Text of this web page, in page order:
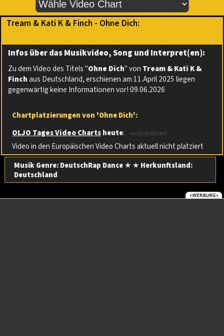
Tream & Kati K & Finch - Ohne Dich:
Infos über das Musikvideo, Song und Interpret(en):
Zu dem Video des Titels "Ohne Dich" von Tream & Kati K &
Finchaus Deutschland, erschienen am 11.April 2025 liegen
gegenwärtig keine Informationen vor! 09.06.2026
Chartplatzierungen von 'Ohne Dich':
OLJO Tages Video Chartsheute: nicht platziert
Video in den Europäischen Video Charts aktuell nicht platziert
Musik Genre: DeutschRap Dance★ ★ Herkunftsland:
Deutschland